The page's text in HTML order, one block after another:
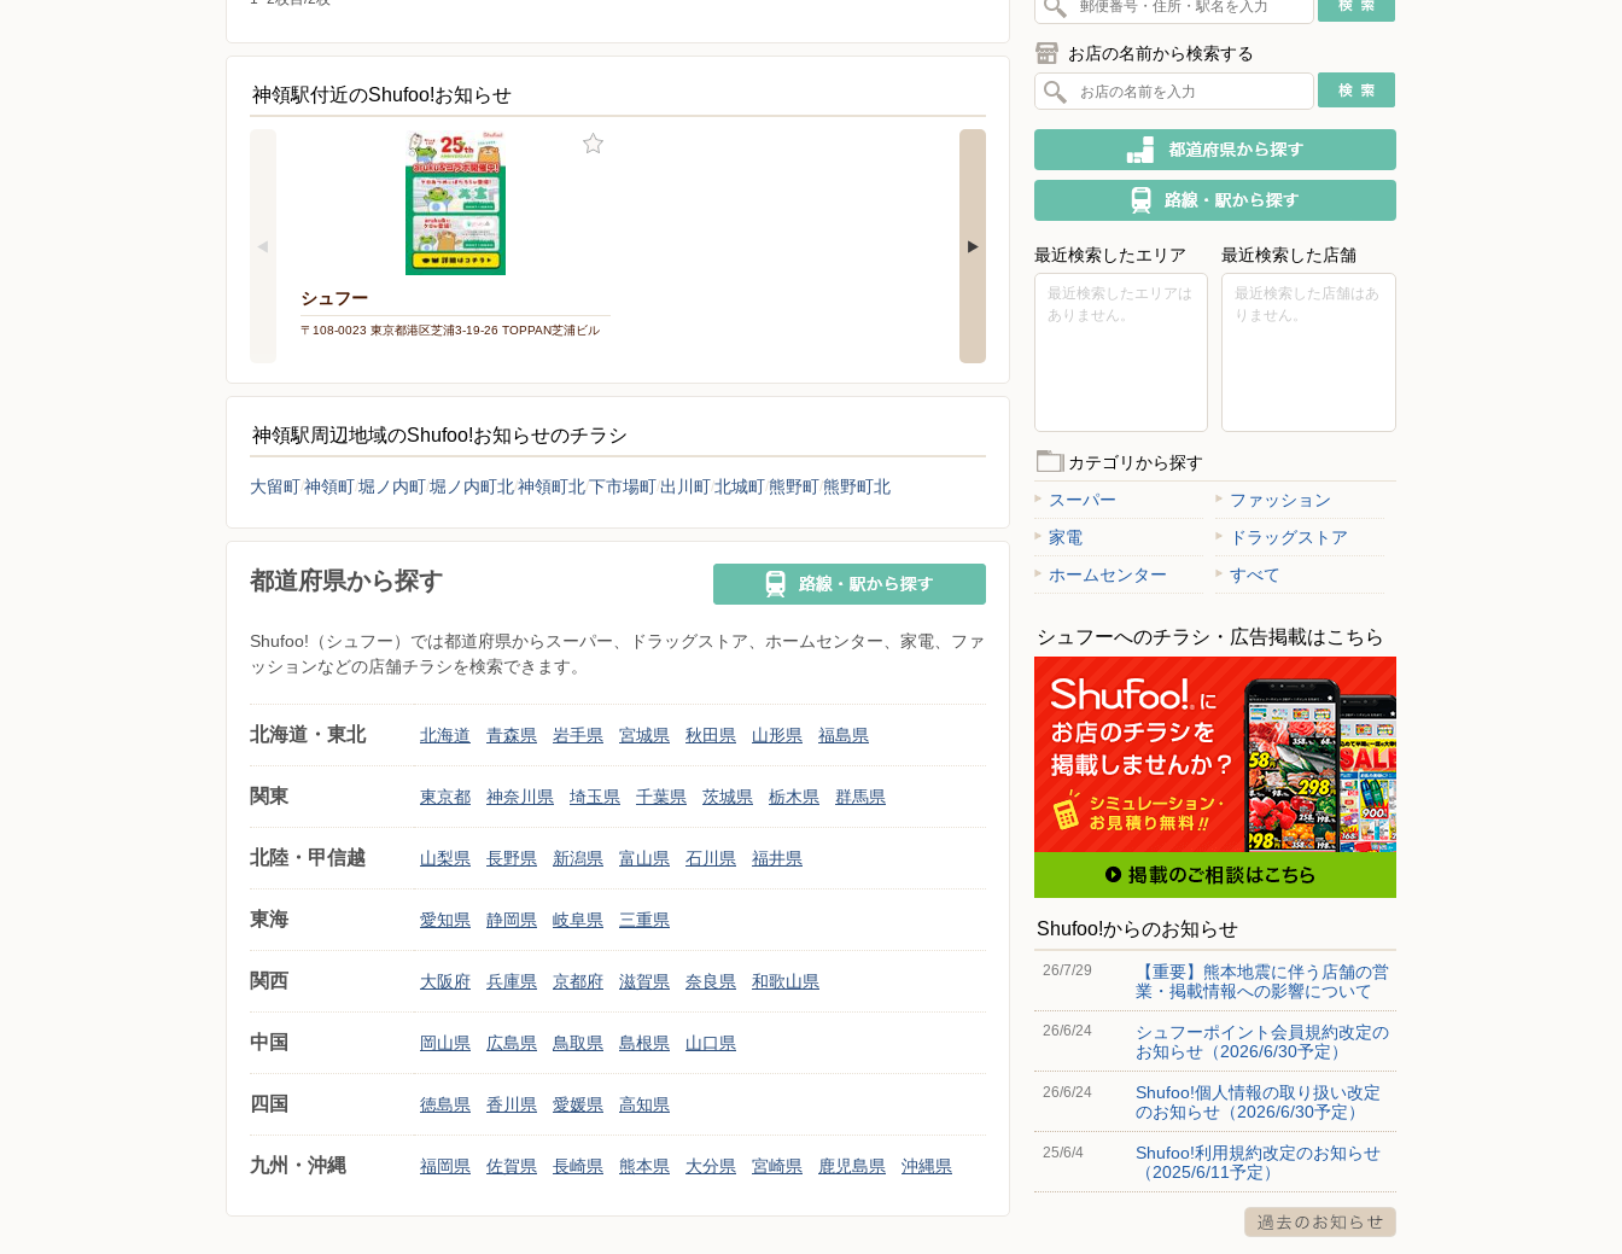
神領駅付近のShufoo!お知らせ
シュフー
〒108-0023 東京都港区芝浦3-19-26 TOPPAN芝浦ビル
神領駅周辺地域のShufoo!お知らせのチラシ
大留町神領町堀ノ内町堀ノ内町北神領町北下市場町 出川町北城町熊野町熊野町北
都道府県から探す
Shufoo!（シュフー）では都道府県からスーパー、ドラッグストア、ホームセンター、家電、ファ
ッションなどの店舗チラシを検索できます。
北海道・東北 北海道 青森県 岩手県 宮城県 秋田県 山形県 福島県
関東 東京都 神奈川県 埼玉県 千葉県 茨城県 栃木県 群馬県
北陸・甲信越 山梨県 長野県 新潟県 富山県 石川県 福井県
東海 愛知県 静岡県 岐阜県 三重県
関西 大阪府 兵庫県 京都府 滋賀県 奈良県 和歌山県
中国 岡山県 広島県 鳥取県 島根県 山口県
四国 徳島県 香川県 愛媛県 高知県
九州・沖縄 福岡県 佐賀県 長崎県 熊本県 大分県 宮崎県 鹿児島県 沖縄県
お店の名前から検索する
最近検索したエリア
最近検索したエリアは
ありません。
最近検索した店舗
最近検索した店舗はあ
りません。
カテゴリから探す
スーパー
ファッション
家電
ドラッグストア
ホームセンター
すべて
シュフーへのチラシ・広告掲載はこちら
Shufoo!からのお知らせ
26/7/29
【重要】熊本地震に伴う店舗の営
業・掲載情報への影響について
26/6/24
シュフーポイント会員規約改定の
お知らせ（2026/6/30予定）
26/6/24
Shufoo!個人情報の取り扱い改定
のお知らせ（2026/6/30予定）
25/6/4
Shufoo!利用規約改定のお知らせ
（2025/6/11予定）